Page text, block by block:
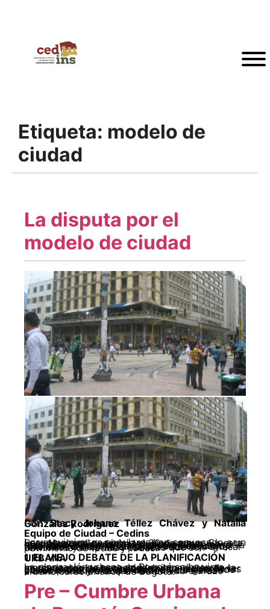
Etiqueta: modelo de
ciudad
La disputa por el
modelo de ciudad
Por:
Stacy Johana Téllez Chávez y Natalia González Rodríguez
Equipo de Ciudad – Cedins
Los movimientos populares han convocado a un Paro Nacional que inicia el 30 de mayo. En esta nueva jornada de lucha las propuestas y reivindicaciones urbanas deberán tener mayor centralidad, para lo cual es necesario retomar la idea fundamental de disputar la ciudad como totalidad; el modelo es lo que está en juego, más aún cuando Peñalosa amenaza con arrasar territorios y empresas públicas que son patrimonio de todos y todas.
1. EL VIEJO DEBATE DE LA PLANIFICACIÓN URBANA
La planeación urbana en Bogotá se ha visto marcada por las necesidades inmediatas de la construcción de la ciudad, siendo evidente ver un desplazamiento pausado hacia las periferias desde el centro de la ciudad, efecto generado por un prototipo de calidad de vida de las clases media y alta que ha definido el trazo urbano característico de Bogotá.
Pre – Cumbre Urbana